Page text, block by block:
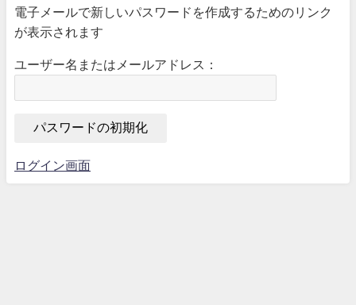
電子メールで新しいパスワードを作成するためのリンク
が表示されます
ユーザー名またはメールアドレス：
ログイン画面